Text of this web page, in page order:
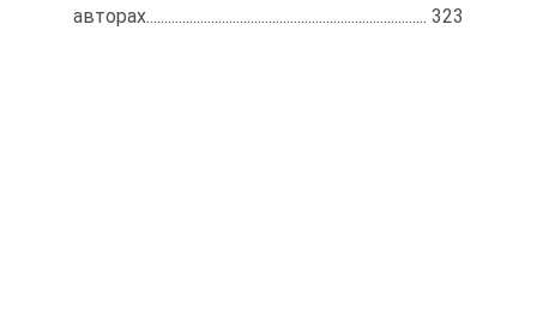
авторах.............................................................................. 323